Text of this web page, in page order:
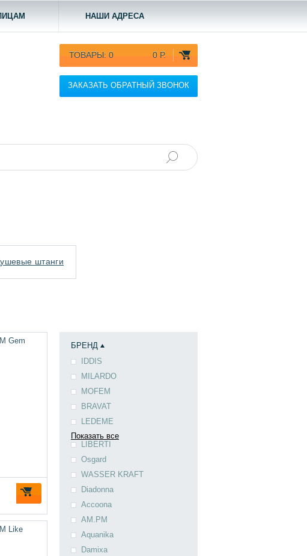
НАШИ АДРЕСА
ТОВАРЫ: 0 0 Р.
ЗАКАЗАТЬ ОБРАТНЫЙ ЗВОНОК
штанги
БРЕНД
IDDIS
MILARDO
MOFEM
BRAVAT
LEDEME
Показать все
LIBERTI
Osgard
WASSER KRAFT
Diadonna
Accoona
AM.PM
Aquanika
Damixa
Gem
Like